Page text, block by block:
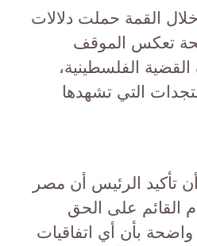
القمة حملت دلالات
تعكس الموقف
الفلسطينية،
التي تشهدها
تأكيد الرئيس أن مصر
القائم على الحق
بأن أي اتفاقيات